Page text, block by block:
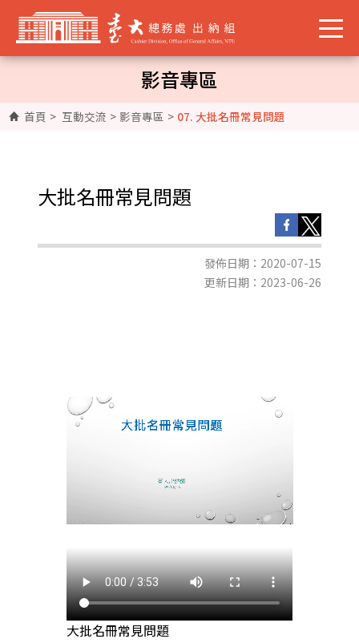
影音專區
首頁 > 互動交流 > 影音專區 > 07. 大批名冊常見問題
大批名冊常見問題
發佈日期：2020-07-15
更新日期：2023-06-26
大批名冊常見問題